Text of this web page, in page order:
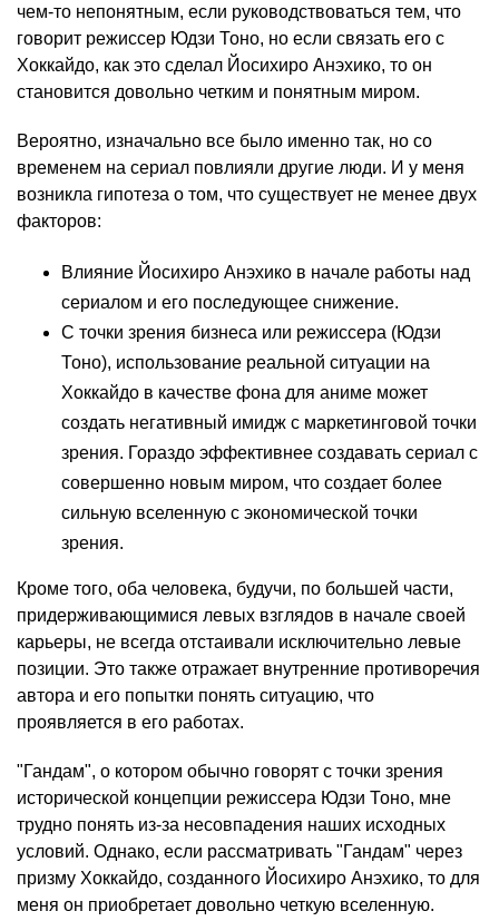
чем-то непонятным, если руководствоваться тем, что
говорит режиссер Юдзи Тоно, но если связать его с
Хоккайдо, как это сделал Йосихиро Анэхико, то он
становится довольно четким и понятным миром.
Вероятно, изначально все было именно так, но со
временем на сериал повлияли другие люди. И у меня
возникла гипотеза о том, что существует не менее двух
факторов:
Влияние Йосихиро Анэхико в начале работы над
сериалом и его последующее снижение.
С точки зрения бизнеса или режиссера (Юдзи
Тоно), использование реальной ситуации на
Хоккайдо в качестве фона для аниме может
создать негативный имидж с маркетинговой точки
зрения. Гораздо эффективнее создавать сериал с
совершенно новым миром, что создает более
сильную вселенную с экономической точки
зрения.
Кроме того, оба человека, будучи, по большей части,
придерживающимися левых взглядов в начале своей
карьеры, не всегда отстаивали исключительно левые
позиции. Это также отражает внутренние противоречия
автора и его попытки понять ситуацию, что
проявляется в его работах.
"Гандам", о котором обычно говорят с точки зрения
исторической концепции режиссера Юдзи Тоно, мне
трудно понять из-за несовпадения наших исходных
условий. Однако, если рассматривать "Гандам" через
призму Хоккайдо, созданного Йосихиро Анэхико, то для
меня он приобретает довольно четкую вселенную.